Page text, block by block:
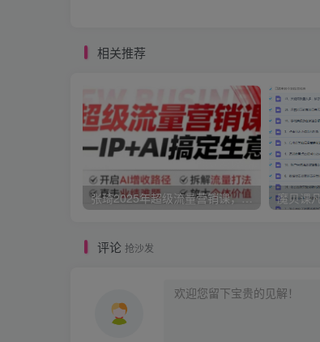
相关推荐
张琦2025年超级流量营销课，IP+AI搞定生意，开启AI增收路径 直击业绩难题 拆解流量打法 放大个体价值
评论 抢沙发